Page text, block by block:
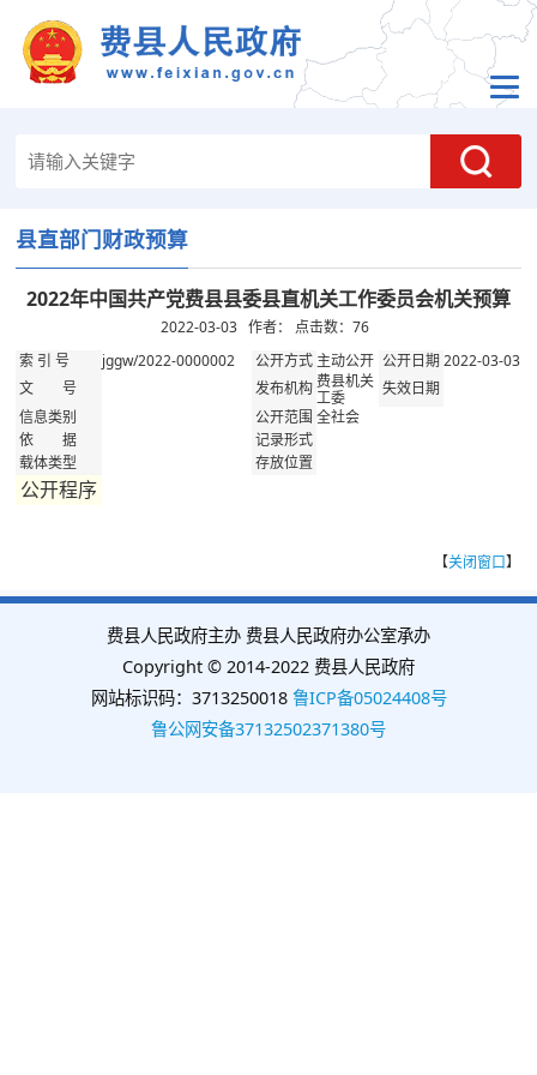
县直部门财政预算
2022年中国共产党费县县委县直机关工作委员会机关预算
2022-03-03 作者： 点击数： 76
索 引 号 jggw/2022-0000002 公开方式 主动公开 公开日期2022-03-03
文 号 发布机构费县机关
工委
失效日期
信息类别
公开范围全社会
依 据
记录形式
载体类型
存放位置
公开程序
【关闭窗口】
费县人民政府主办 费县人民政府办公室承办
Copyright © 2014-2022 费县人民政府
网站标识码：3713250018 鲁ICP备05024408号
鲁公网安备37132502371380号